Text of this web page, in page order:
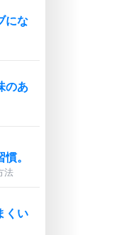
にな
のあ
。
法
くい